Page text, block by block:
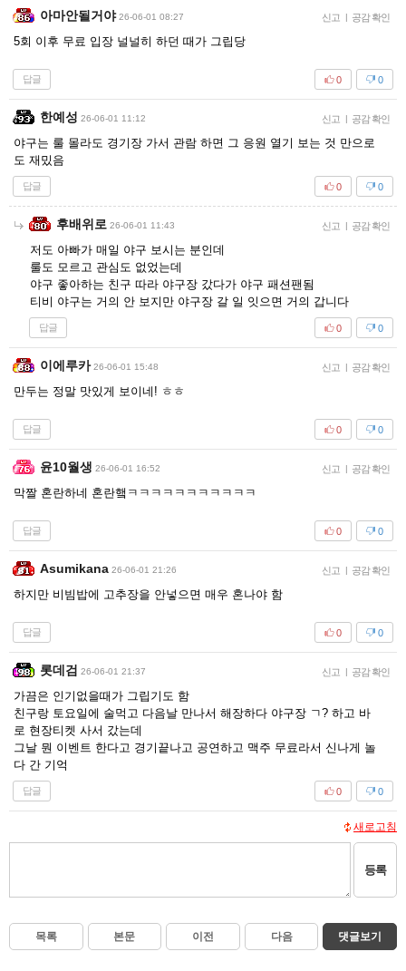
아마안될거야 26-06-01 08:27 신고 | 공감 확인
5회 이후 무료 입장 널널히 하던 때가 그립당
답글 0
0
한예성 26-06-01 11:12 신고 | 공감 확인
야구는 룰 몰라도 경기장 가서 관람 하면 그 응원 열기 보는 것 만으로
도 재밌음
답글 0
0
후배위로 26-06-01 11:43 신고 | 공감 확인
저도 아빠가 매일 야구 보시는 분인데
룰도 모르고 관심도 없었는데
야구 좋아하는 친구 따라 야구장 갔다가 야구 패션팬됨
티비 야구는 거의 안 보지만 야구장 갈 일 잇으면 거의 갑니다
답글 0
0
이에루카 26-06-01 15:48 신고 | 공감 확인
만두는 정말 맛있게 보이네! ㅎㅎ
답글 0
0
윤10월생 26-06-01 16:52 신고 | 공감 확인
막짤 혼란하네 혼란햌ㅋㅋㅋㅋㅋㅋㅋㅋㅋㅋㅋ
답글 0
0
Asumikana 26-06-01 21:26 신고 | 공감 확인
하지만 비빔밥에 고추장을 안넣으면 매우 혼나야 함
답글 0
0
롯데검 26-06-01 21:37 신고 | 공감 확인
가끔은 인기없을때가 그립기도 함
친구랑 토요일에 술먹고 다음날 만나서 해장하다 야구장 ㄱ? 하고 바
로 현장티켓 사서 갔는데
그날 뭔 이벤트 한다고 경기끝나고 공연하고 맥주 무료라서 신나게 놀
다 간 기억
답글 0
0
새로고침
등록
목록 본문 이전 다음 댓글보기